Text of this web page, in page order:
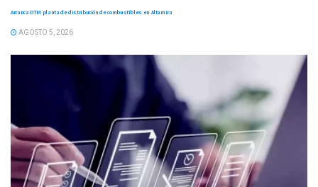
Arranca OTM planta de distribución de combustibles en Altamira
AGOSTO 5, 2026